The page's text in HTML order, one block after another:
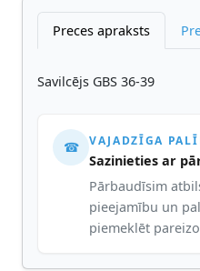
Preces apraksts
Savilcējs GBS 36-39
☎ VAJADZĪGA
Sazinieties ar
Pārbaudīsim
pieejamību un
piemeklēt